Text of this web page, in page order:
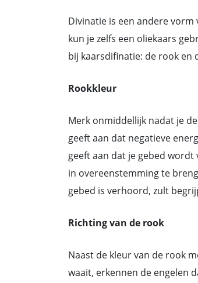
Divinatie is een andere vorm
kun je zelfs een oliekaars
bij kaarsdifinatie: de rook en
Rookkleur
Merk onmiddellijk nadat je
geeft aan dat negatieve
geeft aan dat je gebed
in overeenstemming te
gebed is verhoord, zult
Richting van de rook
Naast de kleur van de rook
waait, erkennen de engelen